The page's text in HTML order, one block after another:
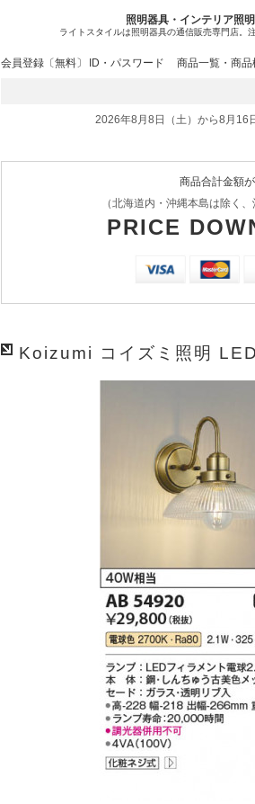
照明器具・インテリア照
ライトスタイルは照明器具の通信販売専門店。
会員登録〔無料〕 ID・パスワード 商品一覧・商品
2026年8月8日（土）から8月16
商品合計金額
（北海道内・沖縄本島は除く
PRICE
Koizumi コイズミ照明